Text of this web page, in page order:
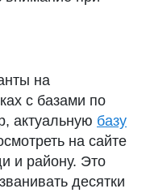
на
с базами по
актуальную базу
на сайте
и району. Это
десятки